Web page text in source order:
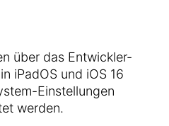
über das Entwickler-
iPadOS und iOS 16
Einstellungen
werden.